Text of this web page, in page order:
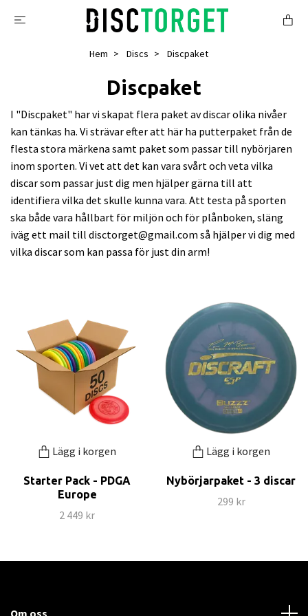
Hem Discs Discpaket
Discpaket
I "Discpaket" har vi skapat flera paket av discar olika nivåer
kan tänkas ha. Vi strävar efter att här ha putterpaket från de
flesta stora märkena samt paket som passar till nybörjaren
inom sporten. Vi vet att det kan vara svårt och veta vilka
discar som passar just dig men hjälper gärna till att
identifiera vilka det skulle kunna vara. Att testa på sporten
ska både vara hållbart för miljön och för plånboken, släng
iväg ett mail till disctorget@gmail.com så hjälper vi dig med
vilka discar som kan passa för just din arm!
Lägg i korgen
Starter Pack - PDGA
Europe
2 449 kr
Lägg i korgen
Nybörjarpaket - 3 discar
299 kr
Om oss